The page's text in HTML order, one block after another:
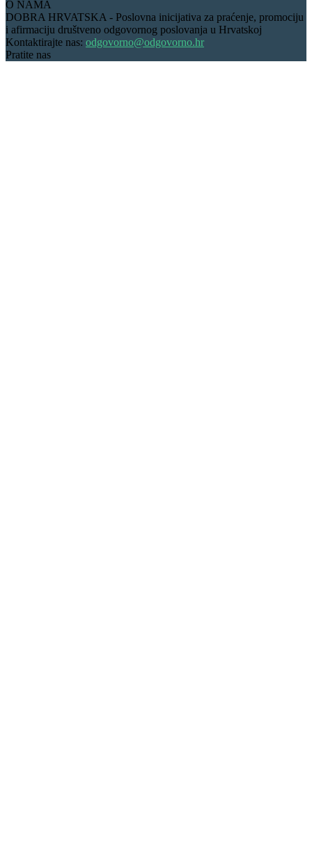
O NAMA
DOBRA HRVATSKA - Poslovna inicijativa za praćenje, promociju
i afirmaciju društveno odgovornog poslovanja u Hrvatskoj
Kontaktirajte nas: odgovorno@odgovorno.hr
Pratite nas